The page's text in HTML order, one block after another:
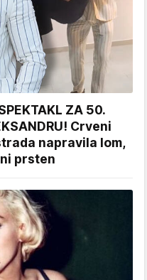
ZA 50.
Crveni
napravila lom,
prsten